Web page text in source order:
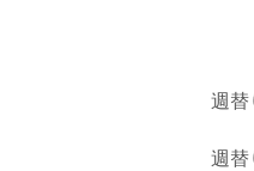
週替
週替